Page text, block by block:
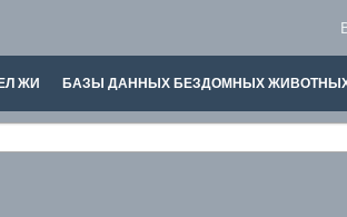
ЖИ БАЗЫ ДАННЫХ БЕЗДОМНЫХ